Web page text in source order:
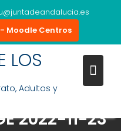
Moodle Centros
LOS
Adultos y
2022-11-23